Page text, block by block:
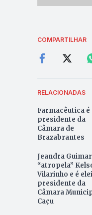
COMPARTILHAR
RELACIONADAS
Farmacêutica é
presidente da
Câmara de
Brazabrantes
Jeandra
“atropela”
Vilarinho e é
presidente da
Câmara
Caçu